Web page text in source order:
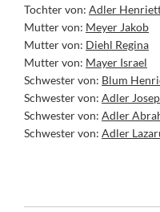
Tochter von: Adler
Mutter von: Meyer Jakob
Mutter von: Diehl Regina
Mutter von: Mayer Israel
Schwester von: Blum
Schwester von: Adler
Schwester von: Adler
Schwester von: Adler